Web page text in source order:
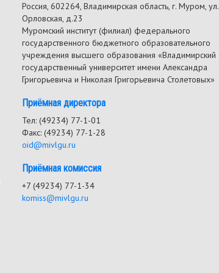
Россия, 602264, Владимирская область, г. Муром, ул.
Орловская, д.23
Муромский институт (филиал) федерального
государственного бюджетного образовательного
учреждения высшего образования «Владимирский
государственный университет имени Александра
Григорьевича и Николая Григорьевича Столетовых»
Приёмная директора
Тел: (49234) 77-1-01
Факс: (49234) 77-1-28
oid@mivlgu.ru
Приёмная комиссия
+7 (49234) 77-1-34
komiss@mivlgu.ru